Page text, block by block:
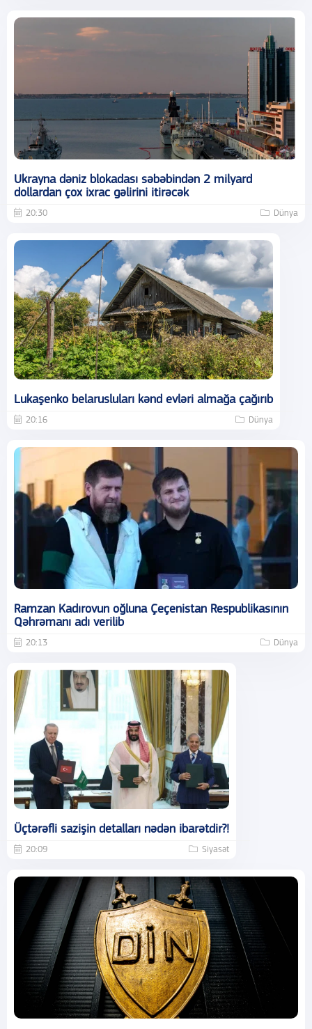
Ukrayna dəniz blokadası səbəbindən 2 milyard
dollardan çox ixrac gəlirini itirəcək
20:30 Dünya
Lukaşenko belarusluları kənd evləri almağa çağırıb
20:16 Dünya
Ramzan Kadırovun oğluna Çeçenistan Respublikasının
Qəhrəmanı adı verilib
20:13 Dünya
Üçtərəfli sazişin detalları nədən ibarətdir?!
20:09 Siyasət